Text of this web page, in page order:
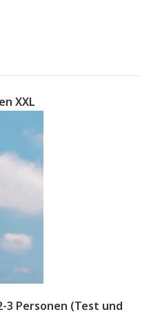
XXL
3 Personen (Test und